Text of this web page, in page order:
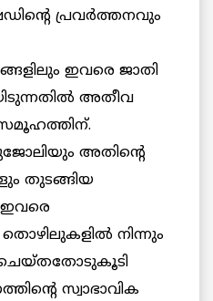
പ്രവര്‍ത്തനവും
ഇവരെ ജാതി
അതീവ
അതിന്റെ
തുടങ്ങിയ
ഇവരെ
നിന്നും
ചെയ്തതോടുകൂടി
സ്വാഭാവിക